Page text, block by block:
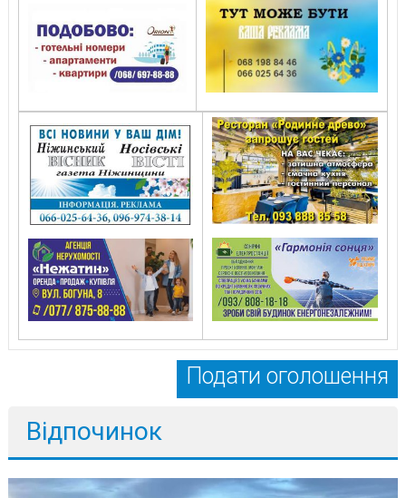
Подати оголошення
Відпочинок